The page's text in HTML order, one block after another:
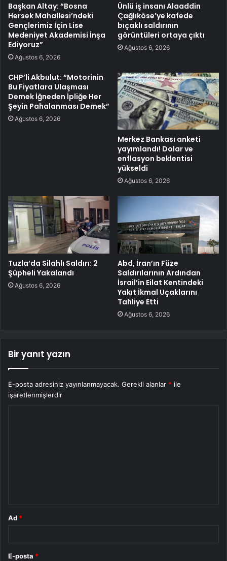
Başkan Altay: “Bosna
Hersek Mahallesi’ndeki
Gençlerimiz İçin Lise
Medeniyet Akademisi İnşa
Ediyoruz”
Ağustos 6, 2026
Ünlü iş insanı Alaaddin
Çağlıköse’ye kafede
bıçaklı saldırının
görüntüleri ortaya çıktı
Ağustos 6, 2026
CHP’li Akbulut: “Motorinin
Bu Fiyatlara Ulaşması
Demek İğneden İpliğe Her
Şeyin Pahalanması Demek”
Ağustos 6, 2026
Merkez Bankası anketi
yayımlandı! Dolar ve
enflasyon beklentisi
yükseldi
Ağustos 6, 2026
Tuzla’da Silahlı Saldırı: 2
Şüpheli Yakalandı
Ağustos 6, 2026
Abd, İran’ın Füze
Saldırılarının Ardından
İsrail’in Eilat Kentindeki
Yakıt İkmal Uçaklarını
Tahliye Etti
Ağustos 6, 2026
Bir yanıt yazın
E-posta adresiniz yayınlanmayacak. Gerekli alanlar * ile
işaretlenmişlerdir
Ad *
E-posta *